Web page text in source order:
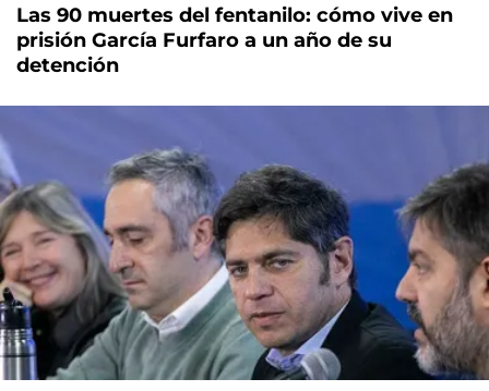
Las 90 muertes del fentanilo: cómo vive en
prisión García Furfaro a un año de su
detención